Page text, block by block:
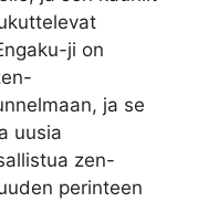
ji on
ja se
uusia
zen-
perinteen